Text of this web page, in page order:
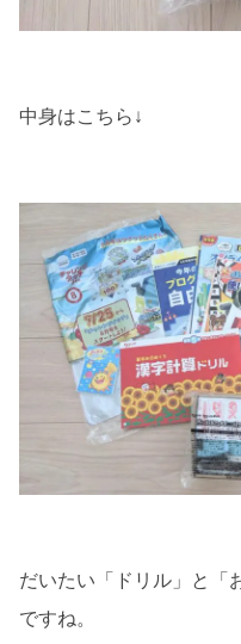
中身はこちら↓
だいたい「ドリル」と「
ですね。